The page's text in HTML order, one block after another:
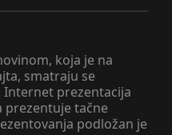
koja je na
smatraju se
prezentacija
prezentuje tačne
podložan je